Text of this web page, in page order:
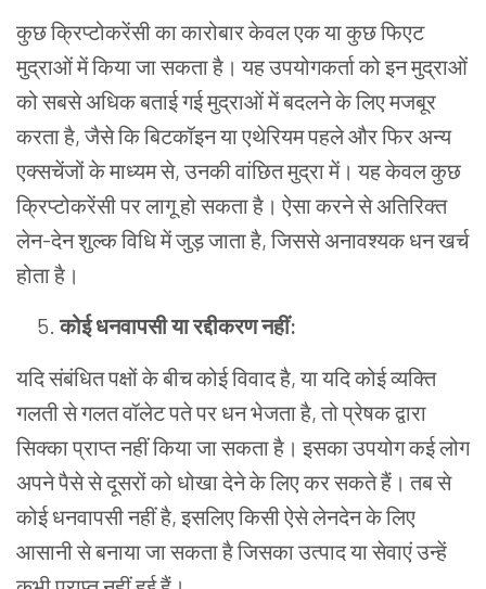
कुछ क्रिप्टोकरेंसी का कारोबार केवल एक या कुछ फिएट
मुद्राओं में किया जा सकता है। यह उपयोगकर्ता को इन मुद्राओं
को सबसे अधिक बताई गई मुद्राओं में बदलने के लिए मजबूर
करता है, जैसे कि बिटकॉइन या एथेरियम पहले और फिर अन्य
एक्सचेंजों के माध्यम से, उनकी वांछित मुद्रा में। यह केवल कुछ
क्रिप्टोकरेंसी पर लागू हो सकता है। ऐसा करने से अतिरिक्त
लेन-देन शुल्क विधि में जुड़ जाता है, जिससे अनावश्यक धन खर्च
होता है।
कोई धनवापसी या रद्दीकरण नहीं:
यदि संबंधित पक्षों के बीच कोई विवाद है, या यदि कोई व्यक्ति
गलती से गलत वॉलेट पते पर धन भेजता है, तो प्रेषक द्वारा
सिक्का प्राप्त नहीं किया जा सकता है। इसका उपयोग कई लोग
अपने पैसे से दूसरों को धोखा देने के लिए कर सकते हैं। तब से
कोई धनवापसी नहीं है, इसलिए किसी ऐसे लेनदेन के लिए
आसानी से बनाया जा सकता है जिसका उत्पाद या सेवाएं उन्हें